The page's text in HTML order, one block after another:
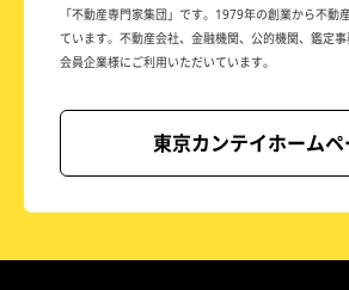
「不動産専門家集団」です。 1979年の創業から不動
ています。 不動産会社、金融機関、公的機関、鑑定
会員企業様にご利用いただいています。
東京カンテイホームペ